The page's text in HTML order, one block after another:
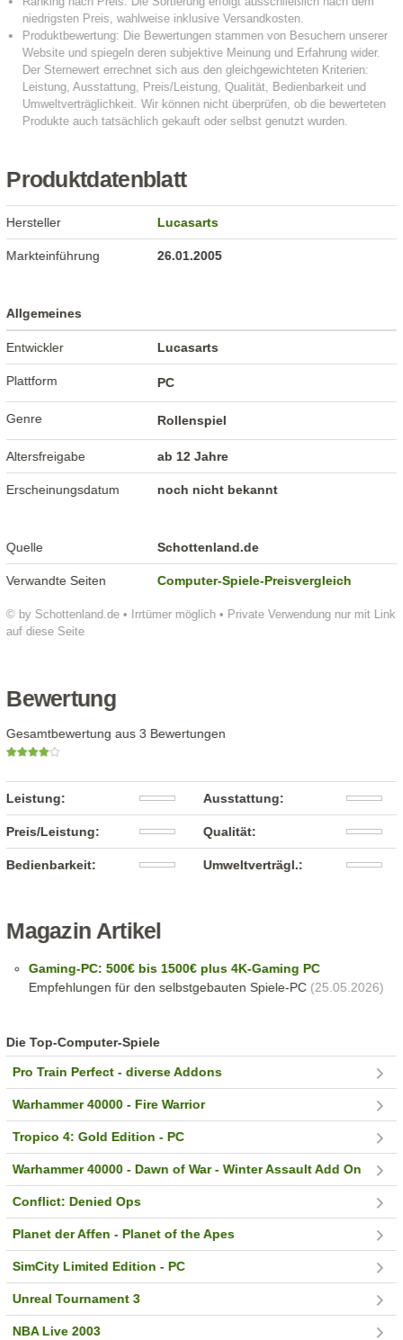
Produktdatenblatt
© by Schottenland.de • Irrtümer möglich • Private Verwendung nur mit Link
auf diese Seite
Hersteller Lucasarts
Markteinführung 26.01.2005
Allgemeines
Entwickler Lucasarts
Plattform PC
Genre Rollenspiel
Altersfreigabe ab 12 Jahre
Erscheinungsdatum noch nicht bekannt
Quelle Schottenland.de
Verwandte Seiten Computer-Spiele-Preisvergleich
Bewertung
Gesamtbewertung aus 3 Bewertungen
Leistung: Ausstattung:
Preis/Leistung: Qualität:
Bedienbarkeit: Umweltverträgl.:
Magazin Artikel
Gaming-PC: 500€ bis 1500€ plus 4K-Gaming PC
Empfehlungen für den selbstgebauten Spiele-PC(25.05.2026)
Die Top-Computer-Spiele
Pro Train Perfect - diverse Addons
Warhammer 40000 - Fire Warrior
Tropico 4: Gold Edition - PC
Warhammer 40000 - Dawn of War - Winter Assault Add On
Conflict: Denied Ops
Planet der Affen - Planet of the Apes
SimCity Limited Edition - PC
Unreal Tournament 3
NBA Live 2003